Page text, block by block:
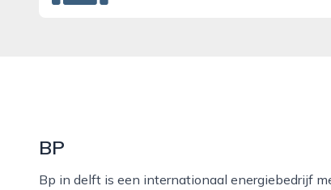
BP
Bp in delft is een internationaal energiebedrijf met een lokale aanwezigheid die verder gaat dan